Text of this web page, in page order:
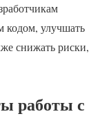
кодом, улучшать
снижать риски,
работы с